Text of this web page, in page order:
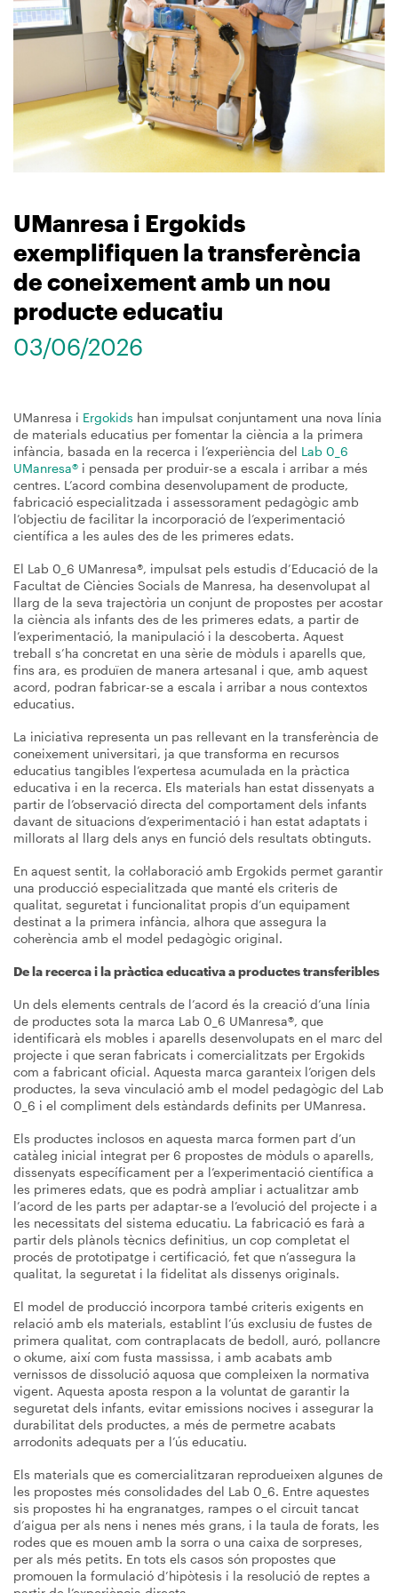
UManresa i Ergokids
exemplifiquen la transferència
de coneixement amb un nou
producte educatiu
03/06/2026
UManresa i Ergokids han impulsat conjuntament una nova línia
de materials educatius per fomentar la ciència a la primera
infància, basada en la recerca i l’experiència del Lab 0_6
UManresa® i pensada per produir-se a escala i arribar a més
centres. L’acord combina desenvolupament de producte,
fabricació especialitzada i assessorament pedagògic amb
l’objectiu de facilitar la incorporació de l’experimentació
científica a les aules des de les primeres edats.
El Lab 0_6 UManresa®, impulsat pels estudis d’Educació de la
Facultat de Ciències Socials de Manresa, ha desenvolupat al
llarg de la seva trajectòria un conjunt de propostes per acostar
la ciència als infants des de les primeres edats, a partir de
l’experimentació, la manipulació i la descoberta. Aquest
treball s’ha concretat en una sèrie de mòduls i aparells que,
fins ara, es produïen de manera artesanal i que, amb aquest
acord, podran fabricar-se a escala i arribar a nous contextos
educatius.
La iniciativa representa un pas rellevant en la transferència de
coneixement universitari, ja que transforma en recursos
educatius tangibles l’expertesa acumulada en la pràctica
educativa i en la recerca. Els materials han estat dissenyats a
partir de l’observació directa del comportament dels infants
davant de situacions d’experimentació i han estat adaptats i
millorats al llarg dels anys en funció dels resultats obtinguts.
En aquest sentit, la col·laboració amb Ergokids permet garantir
una producció especialitzada que manté els criteris de
qualitat, seguretat i funcionalitat propis d’un equipament
destinat a la primera infància, alhora que assegura la
coherència amb el model pedagògic original.
De la recerca i la pràctica educativa a productes transferibles
Un dels elements centrals de l’acord és la creació d’una línia
de productes sota la marca Lab 0_6 UManresa®, que
identificarà els mobles i aparells desenvolupats en el marc del
projecte i que seran fabricats i comercialitzats per Ergokids
com a fabricant oficial. Aquesta marca garanteix l’origen dels
productes, la seva vinculació amb el model pedagògic del Lab
0_6 i el compliment dels estàndards definits per UManresa.
Els productes inclosos en aquesta marca formen part d’un
catàleg inicial integrat per 6 propostes de mòduls o aparells,
dissenyats específicament per a l’experimentació científica a
les primeres edats, que es podrà ampliar i actualitzar amb
l’acord de les parts per adaptar-se a l’evolució del projecte i a
les necessitats del sistema educatiu. La fabricació es farà a
partir dels plànols tècnics definitius, un cop completat el
procés de prototipatge i certificació, fet que n’assegura la
qualitat, la seguretat i la fidelitat als dissenys originals.
El model de producció incorpora també criteris exigents en
relació amb els materials, establint l’ús exclusiu de fustes de
primera qualitat, com contraplacats de bedoll, auró, pollancre
o okume, així com fusta massissa, i amb acabats amb
vernissos de dissolució aquosa que compleixen la normativa
vigent. Aquesta aposta respon a la voluntat de garantir la
seguretat dels infants, evitar emissions nocives i assegurar la
durabilitat dels productes, a més de permetre acabats
arrodonits adequats per a l’ús educatiu.
Els materials que es comercialitzaran reprodueixen algunes de
les propostes més consolidades del Lab 0_6. Entre aquestes
sis propostes hi ha engranatges, rampes o el circuit tancat
d’aigua per als nens i nenes més grans, i la taula de forats, les
rodes que es mouen amb la sorra o una caixa de sorpreses,
per als més petits. En tots els casos són propostes que
promouen la formulació d’hipòtesis i la resolució de reptes a